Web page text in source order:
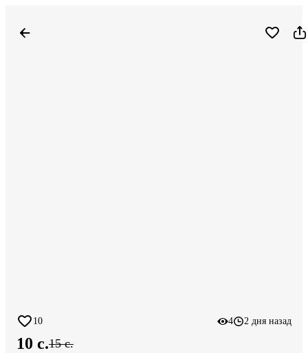
10 4 2 дня назад
10 c.15 c.